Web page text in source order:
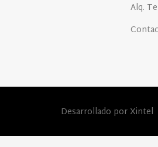
Alq.
Desarrollado por Xintel